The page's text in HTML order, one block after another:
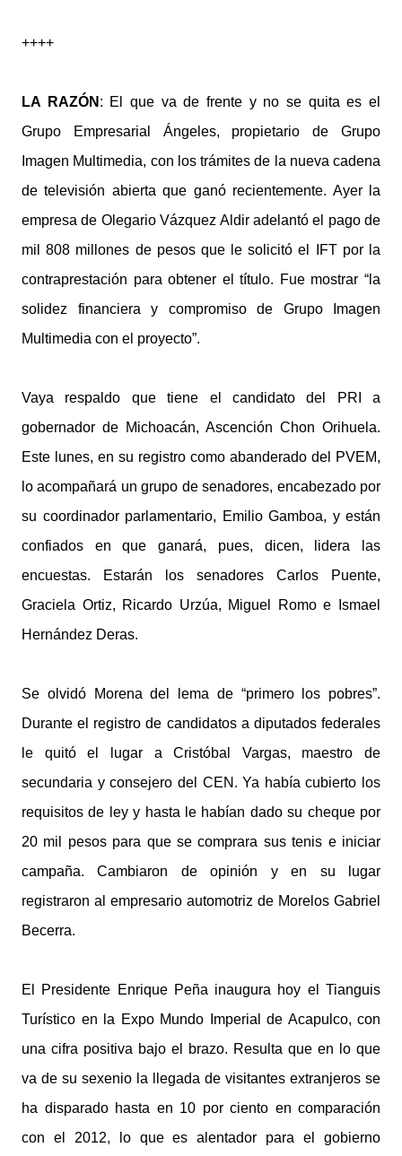
++++
LA RAZÓN : El que va de frente y no se quita es el
Grupo Empresarial Ángeles, propietario de Grupo
Imagen Multimedia, con los trámites de la nueva cadena
de televisión abierta que ganó recientemente. Ayer la
empresa de Olegario Vázquez Aldir adelantó el pago de
mil 808 millones de pesos que le solicitó el IFT por la
contraprestación para obtener el título. Fue mostrar “la
solidez financiera y compromiso de Grupo Imagen
Multimedia con el proyecto”.
Vaya respaldo que tiene el candidato del PRI a
gobernador de Michoacán, Ascención Chon Orihuela.
Este lunes, en su registro como abanderado del PVEM,
lo acompañará un grupo de senadores, encabezado por
su coordinador parlamentario, Emilio Gamboa, y están
confiados en que ganará, pues, dicen, lidera las
encuestas. Estarán los senadores Carlos Puente,
Graciela Ortiz, Ricardo Urzúa, Miguel Romo e Ismael
Hernández Deras.
Se olvidó Morena del lema de “primero los pobres”.
Durante el registro de candidatos a diputados federales
le quitó el lugar a Cristóbal Vargas, maestro de
secundaria y consejero del CEN. Ya había cubierto los
requisitos de ley y hasta le habían dado su cheque por
20 mil pesos para que se comprara sus tenis e iniciar
campaña. Cambiaron de opinión y en su lugar
registraron al empresario automotriz de Morelos Gabriel
Becerra.
El Presidente Enrique Peña inaugura hoy el Tianguis
Turístico en la Expo Mundo Imperial de Acapulco, con
una cifra positiva bajo el brazo. Resulta que en lo que
va de su sexenio la llegada de visitantes extranjeros se
ha disparado hasta en 10 por ciento en comparación
con el 2012, lo que es alentador para el gobierno